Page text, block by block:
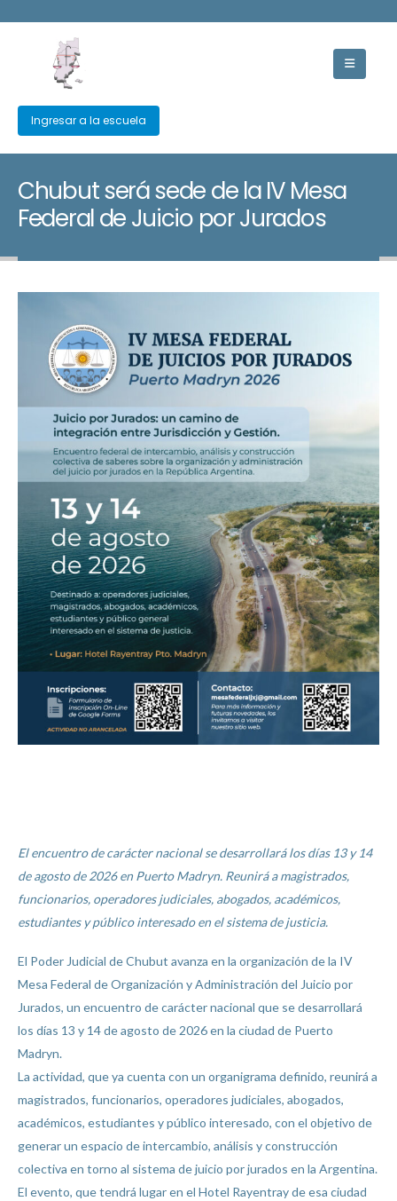
Ingresar a la escuela
Chubut será sede de la IV Mesa
Federal de Juicio por Jurados
El encuentro de carácter nacional se desarrollará los días 13 y 14
de agosto de 2026 en Puerto Madryn. Reunirá a magistrados,
funcionarios, operadores judiciales, abogados, académicos,
estudiantes y público interesado en el sistema de justicia.
El Poder Judicial de Chubut avanza en la organización de la IV
Mesa Federal de Organización y Administración del Juicio por
Jurados, un encuentro de carácter nacional que se desarrollará
los días 13 y 14 de agosto de 2026 en la ciudad de Puerto
Madryn.
La actividad, que ya cuenta con un organigrama definido, reunirá a
magistrados, funcionarios, operadores judiciales, abogados,
académicos, estudiantes y público interesado, con el objetivo de
generar un espacio de intercambio, análisis y construcción
colectiva en torno al sistema de juicio por jurados en la Argentina.
El evento, que tendrá lugar en el Hotel Rayentray de esa ciudad